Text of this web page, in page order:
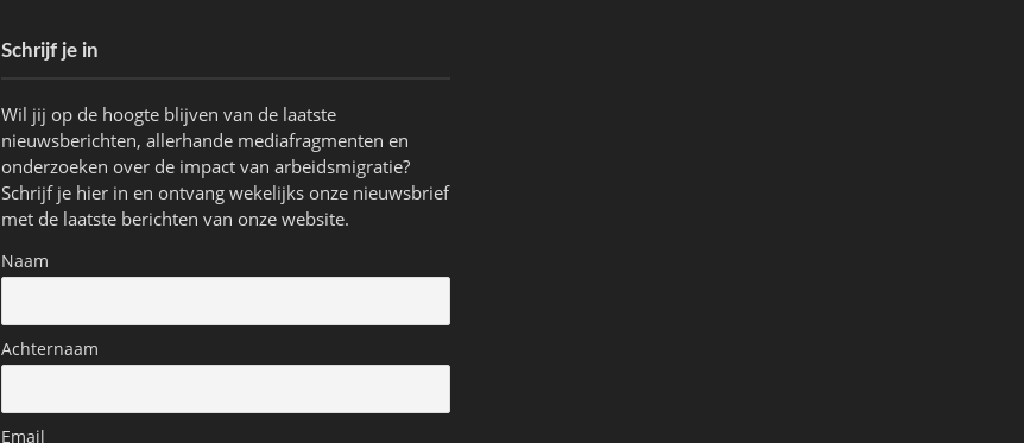
Schrijf je in
Wil jij op de hoogte blijven van de laatste
nieuwsberichten, allerhande mediafragmenten en
onderzoeken over de impact van arbeidsmigratie?
Schrijf je hier in en ontvang wekelijks onze nieuwsbrief
met de laatste berichten van onze website.
Naam
Achternaam
Email